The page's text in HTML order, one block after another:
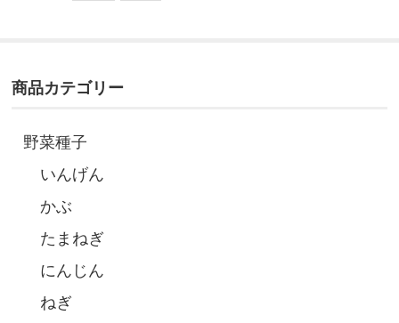
商品カテゴリー
野菜種子
いんげん
かぶ
たまねぎ
にんじん
ねぎ